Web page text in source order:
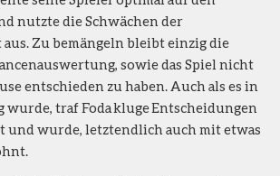
nutzte die Schwächen der
Zu bemängeln bleibt einzig die
sowie das Spiel nicht
entschieden zu haben. Auch als es in
wurde, traf Foda kluge Entscheidungen
und wurde, letztendlich auch mit etwas